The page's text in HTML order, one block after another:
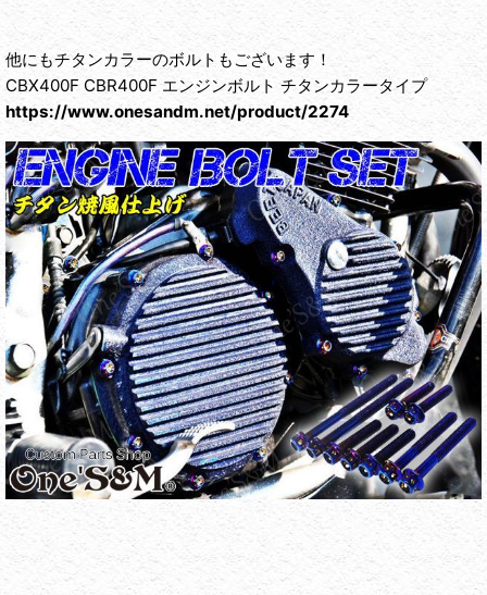
他にもチタンカラーのボルトもございます！
CBX400F CBR400F エンジンボルト チタンカラータイプ
https://www.onesandm.net/product/2274